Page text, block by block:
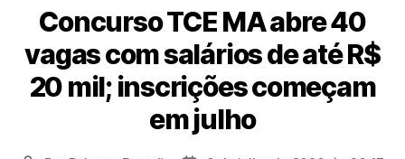
Concurso TCE MA abre 40
vagas com salários de até R$
20 mil; inscrições começam
em julho